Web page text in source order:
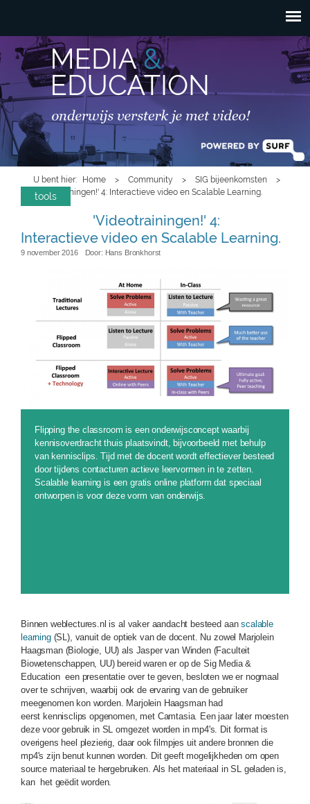
Overslaan en naar de
inhoud gaan
HOOFDMENU
U bent hier Home > Community > SIG bijeenkomsten
>
'Videotrainingen!' 4: Interactieve video en Scalable Learning.
tools
'Videotrainingen!' 4:
Interactieve video en Scalable Learning.
9 november 2016 Door: Hans Bronkhorst
concept_sl.png
Flipping the classroom is een onderwijsconcept waarbij
kennisoverdracht thuis plaatsvindt, bijvoorbeeld met behulp
van kennisclips. Tijd met de docent wordt effectiever besteed
door tijdens contacturen actieve leervormen in te zetten.
Scalable learning is een gratis online platform dat speciaal
ontworpen is voor deze vorm van onderwijs.
Binnen weblectures.nl is al vaker aandacht besteed aanscalable
learning(SL), vanuit de optiek van de docent. Nu zowel Marjolein
Haagsman (Biologie, UU) als Jasper van Winden (Faculteit
Biowetenschappen, UU) bereid waren er op de Sig Media &
Education een presentatie over te geven, besloten we er nogmaal
over te schrijven, waarbij ook de ervaring van de gebruiker
meegenomen kon worden. Marjolein Haagsman had
eerst kennisclips opgenomen, met Camtasia. Een jaar later moesten
deze voor gebruik in SL omgezet worden in mp4's. Dit format is
overigens heel plezierig, daar ook filmpjes uit andere bronnen die
mp4's zijn benut kunnen worden. Dit geeft mogelijkheden om open
source materiaal te hergebruiken. Als het materiaal in SL geladen is,
kan het geëdit worden.